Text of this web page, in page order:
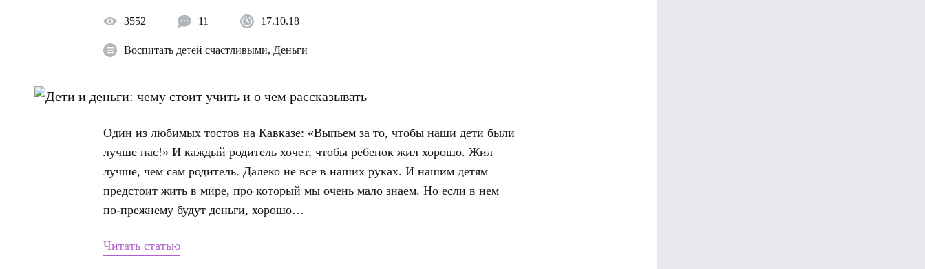
3552 11 17.10.18
Воспитать детей счастливыми, Деньги
Один из любимых тостов на Кавказе: «Выпьем за то, чтобы наши дети были
лучше нас!» И каждый родитель хочет, чтобы ребенок жил хорошо. Жил
лучше, чем сам родитель. Далеко не все в наших руках. И нашим детям
предстоит жить в мире, про который мы очень мало знаем. Но если в нем
по-прежнему будут деньги, хорошо…
Читать статью